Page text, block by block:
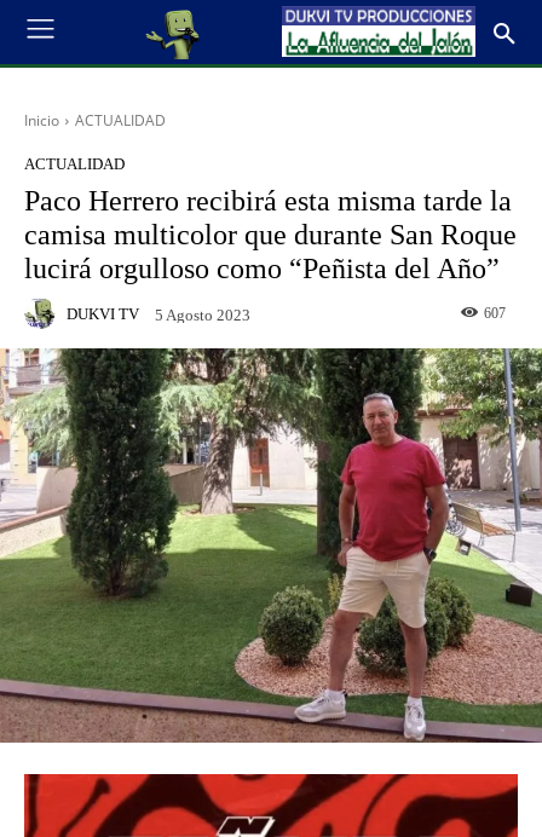
Inicio ACTUALIDAD
ACTUALIDAD
Paco Herrero recibirá esta misma tarde la
camisa multicolor que durante San Roque
lucirá orgulloso como “Peñista del Año”
DUKVI TV 5 Agosto 2023 607